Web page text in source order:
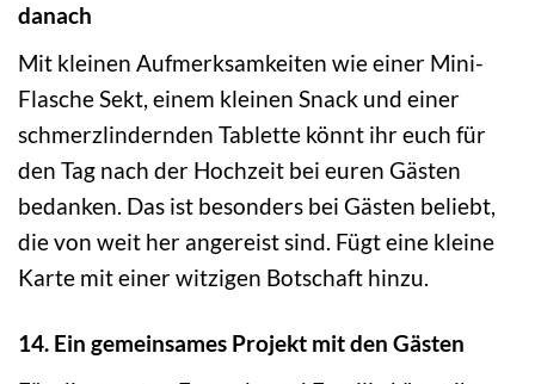
danach
Mit kleinen Aufmerksamkeiten wie einer Mini-
Flasche Sekt, einem kleinen Snack und einer
schmerzlindernden Tablette könnt ihr euch für
den Tag nach der Hochzeit bei euren Gästen
bedanken. Das ist besonders bei Gästen beliebt,
die von weit her angereist sind. Fügt eine kleine
Karte mit einer witzigen Botschaft hinzu.
14. Ein gemeinsames Projekt mit den Gästen